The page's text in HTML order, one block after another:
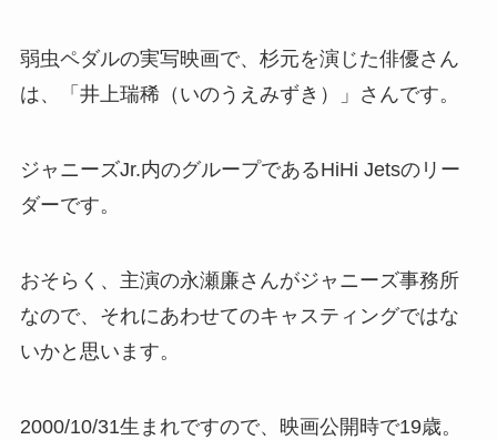
弱虫ペダルの実写映画で、杉元を演じた俳優さん
は、「井上瑞稀（いのうえみずき）」さんです。
ジャニーズJr.内のグループであるHiHi Jetsのリー
ダーです。
おそらく、主演の永瀬廉さんがジャニーズ事務所
なので、それにあわせてのキャスティングではな
いかと思います。
2000/10/31生まれですので、映画公開時で19歳。